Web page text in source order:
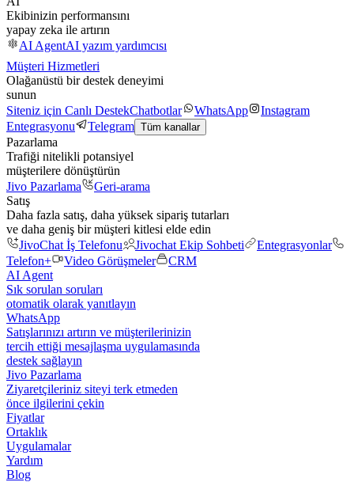
Ekibinizin performansını
yapay zeka ile artırın
AI AgentAI yazım yardımcısı
Müşteri Hizmetleri
Olağanüstü bir destek deneyimi
sunun
Siteniz için Canlı DestekChatbotlar WhatsApp
Instagram
Entegrasyonu
Telegram Tüm kanallar
Pazarlama
Trafiği nitelikli potansiyel
müşterilere dönüştürün
Jivo Pazarlama
Geri-arama
Satış
Daha fazla satış, daha yüksek sipariş tutarları
ve daha geniş bir müşteri kitlesi elde edin
JivoChat İş Telefonu
Jivochat Ekip Sohbeti
Entegrasyonlar
Telefon+
Video Görüşmeler
CRM
AI Agent
Sık sorulan soruları
otomatik olarak yanıtlayın
WhatsApp
Satışlarınızı artırın ve müşterilerinizin
tercih ettiği mesajlaşma uygulamasında
destek sağlayın
Jivo Pazarlama
Ziyaretçileriniz siteyi terk etmeden
önce ilgilerini çekin
Fiyatlar
Ortaklık
Uygulamalar
Yardım
Blog